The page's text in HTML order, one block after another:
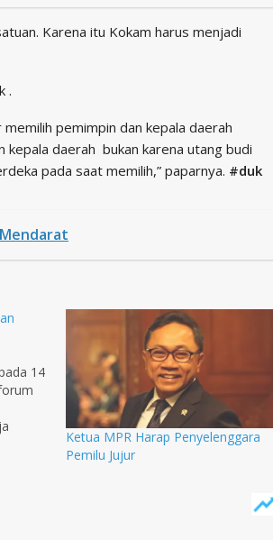
Karena itu Kokam harus menjadi
.
pemimpin dan kepala daerah
kepala daerah bukan karena utang budi
pada saat memilih,” paparnya. #duk
14
Ketua MPR Harap Penyelenggara
Pemilu Jujur